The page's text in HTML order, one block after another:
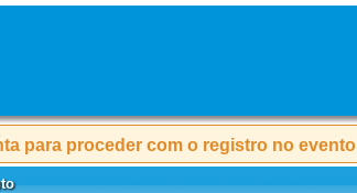
para proceder com o registro no evento